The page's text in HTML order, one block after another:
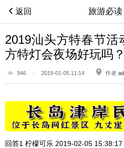
返回 旅游必读
2019汕头方特春节活
方特灯会夜场好玩吗？
946 · 2019-01-05 11:14 作者
回答1 柠檬可乐 2019-02-05 15:38:17